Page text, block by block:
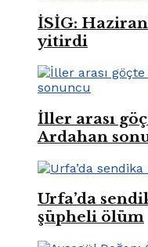
İSİG:
yitirdi
İller arası
Ardahan
Urfa’da
şüpheli ölüm